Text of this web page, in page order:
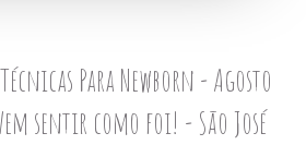
Para Newborn - Agosto
sentir como foi! - São José